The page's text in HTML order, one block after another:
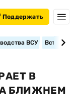
Поддержать
ВСУ
В
БЛИЖНЕМ